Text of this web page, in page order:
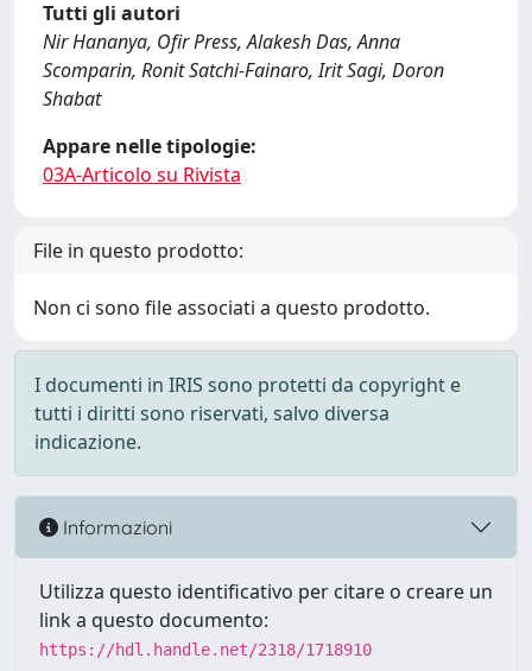
Tutti gli autori
Nir Hananya, Ofir Press, Alakesh Das, Anna
Scomparin, Ronit Satchi‐Fainaro, Irit Sagi, Doron
Shabat
Appare nelle tipologie:
03A-Articolo su Rivista
File in questo prodotto:
Non ci sono file associati a questo prodotto.
I documenti in IRIS sono protetti da copyright e
tutti i diritti sono riservati, salvo diversa
indicazione.
Informazioni
Utilizza questo identificativo per citare o creare un
link a questo documento:
https://hdl.handle.net/2318/1718910